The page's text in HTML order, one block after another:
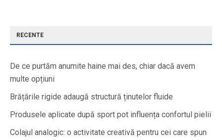
RECENTE
De ce purtăm anumite haine mai des, chiar dacă avem
multe opțiuni
Brățările rigide adaugă structură ținutelor fluide
Produsele aplicate după sport pot influența confortul pielii
Colajul analogic: o activitate creativă pentru cei care spun